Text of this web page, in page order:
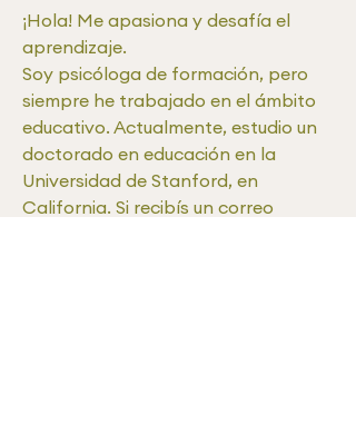
¡Hola! Me apasiona y desafía el
aprendizaje.
Soy psicóloga de formación, pero
siempre he trabajado en el ámbito
educativo. Actualmente, estudio un
doctorado en educación en la
Universidad de Stanford, en
California. Si recibís un correo